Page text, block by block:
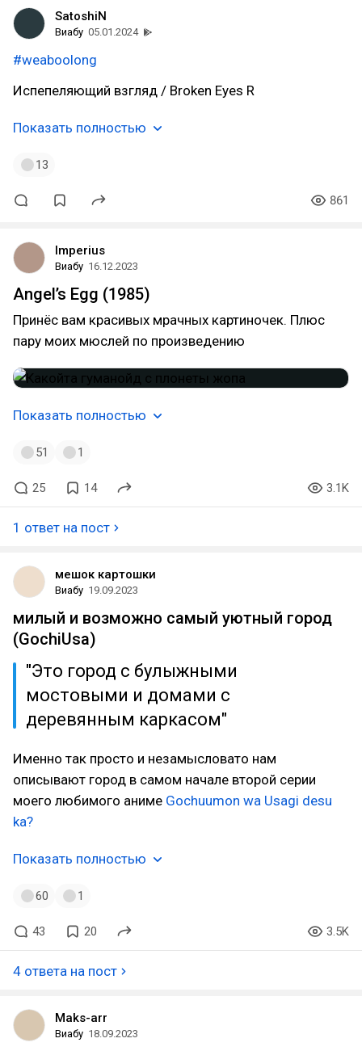
SatoshiN
Виабу 05.01.2024
#weaboolong
Испепеляющий взгляд / Broken Eyes R
Показать полностью
13
861
Imperius
Виабу 16.12.2023
Angel’s Egg (1985)
Принёс вам красивых мрачных картиночек. Плюс
пару моих мюслей по произведению
Показать полностью
51 1
25 14 3.1K
1 ответ на пост
мешок картошки
Виабу 19.09.2023
милый и возможно самый уютный город
(GochiUsa)
"Это город с булыжными
мостовыми и домами с
деревянным каркасом"
Именно так просто и незамысловато нам
описывают город в самом начале второй серии
моего любимого аниме Gochuumon wa Usagi desu
ka?
Показать полностью
60 1
43 20 3.5K
4 ответа на пост
Maks-arr
Виабу 18.09.2023